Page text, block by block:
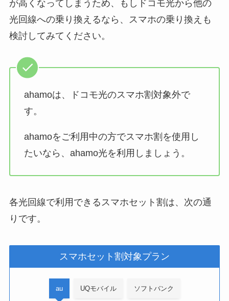
が高くなってしまうため、もしドコモ光から他の
光回線への乗り換えるなら、スマホの乗り換えも
検討してみてください。
ahamoは、ドコモ光のスマホ割対象外で
す。
ahamoをご利用中の方でスマホ割を使用し
たいなら、ahamo光を利用しましょう。
各光回線で利用できるスマホセット割は、次の通
りです。
スマホセット割対象プラン
au UQモバイル ソフトバンク